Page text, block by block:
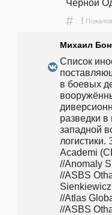
Чёрной
# !
Михаил
Список
в боевых
разведки
западной
Academi
//Anomaly
//ASBS
//Atlas
//ASBS